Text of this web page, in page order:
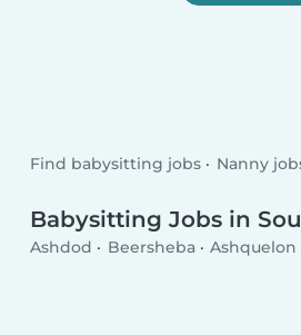
Find babysitting jobs Nanny
Babysitting Jobs in
Ashdod Beersheba Ashquelon